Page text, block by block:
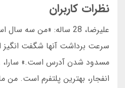
نظرات کاربران
علیرضا، 28 ساله: «من
سرعت برداشت آنها شگفت